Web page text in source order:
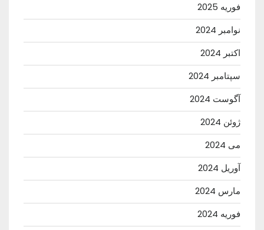
فوریه 2025
نوامبر 2024
اکتبر 2024
سپتامبر 2024
آگوست 2024
ژوئن 2024
می 2024
آوریل 2024
مارس 2024
فوریه 2024